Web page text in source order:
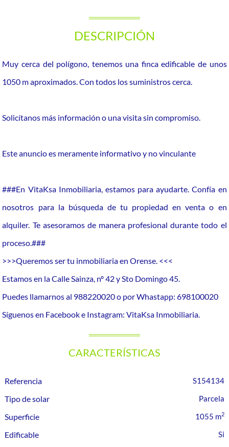
DESCRIPCIÓN
Muy cerca del polígono, tenemos una finca edificable de unos
1050 m aproximados. Con todos los suministros cerca.
Solicítanos más información o una visita sin compromiso.
Este anuncio es meramente informativo y no vinculante
###En VitaKsa Inmobiliaria, estamos para ayudarte. Confía en
nosotros para la búsqueda de tu propiedad en venta o en
alquiler. Te asesoramos de manera profesional durante todo el
proceso.###
>>>Queremos ser tu inmobiliaria en Orense. <<<
Estamos en la Calle Sainza, nº 42 y Sto Domingo 45.
Puedes llamarnos al 988220020 o por Whastapp: 698100020
Síguenos en Facebook e Instagram: VitaKsa Inmobiliaria.
CARACTERÍSTICAS
Referencia S154134
Tipo de solar Parcela
Superficie 1055 m2
Edificable